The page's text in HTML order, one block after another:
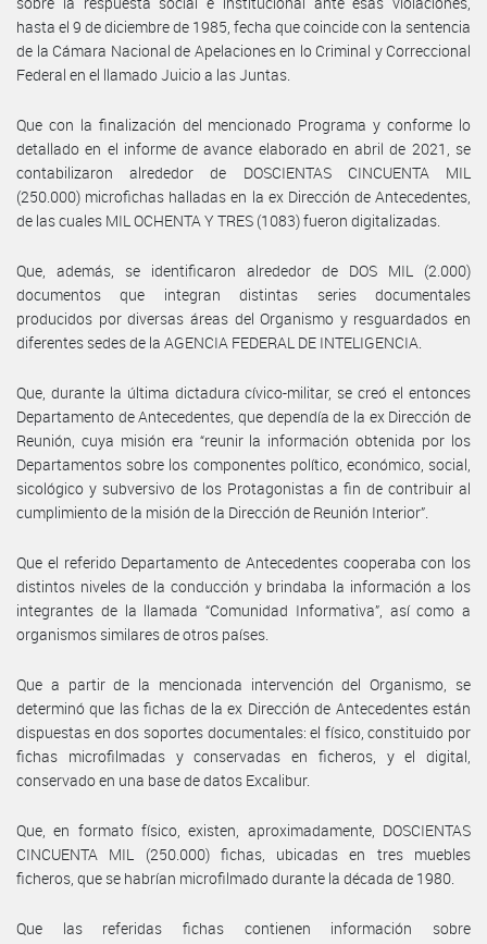
hasta el 9 de diciembre de 1985, fecha que coincide con la sentencia
de la Cámara Nacional de Apelaciones en lo Criminal y Correccional
Federal en el llamado Juicio a las Juntas.
Que con la finalización del mencionado Programa y conforme lo
detallado en el informe de avance elaborado en abril de 2021, se
contabilizaron alrededor de DOSCIENTAS CINCUENTA MIL
(250.000) microfichas halladas en la ex Dirección de Antecedentes,
de las cuales MIL OCHENTA Y TRES (1083) fueron digitalizadas.
Que, además, se identificaron alrededor de DOS MIL (2.000)
documentos que integran distintas series documentales
producidos por diversas áreas del Organismo y resguardados en
diferentes sedes de la AGENCIA FEDERAL DE INTELIGENCIA.
Que, durante la última dictadura cívico-militar, se creó el entonces
Departamento de Antecedentes, que dependía de la ex Dirección de
Reunión, cuya misión era “reunir la información obtenida por los
Departamentos sobre los componentes político, económico, social,
sicológico y subversivo de los Protagonistas a fin de contribuir al
cumplimiento de la misión de la Dirección de Reunión Interior”.
Que el referido Departamento de Antecedentes cooperaba con los
distintos niveles de la conducción y brindaba la información a los
integrantes de la llamada “Comunidad Informativa”, así como a
organismos similares de otros países.
Que a partir de la mencionada intervención del Organismo, se
determinó que las fichas de la ex Dirección de Antecedentes están
dispuestas en dos soportes documentales: el físico, constituido por
fichas microfilmadas y conservadas en ficheros, y el digital,
conservado en una base de datos Excalibur.
Que, en formato físico, existen, aproximadamente, DOSCIENTAS
CINCUENTA MIL (250.000) fichas, ubicadas en tres muebles
ficheros, que se habrían microfilmado durante la década de 1980.
Que las referidas fichas contienen información sobre